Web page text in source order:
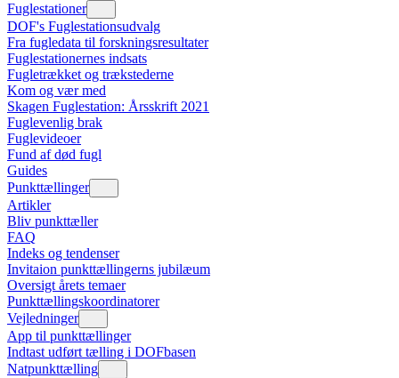
Fuglestationer
DOF's Fuglestationsudvalg
Fra fugledata til forskningsresultater
Fuglestationernes indsats
Fugletrækket og trækstederne
Kom og vær med
Skagen Fuglestation: Årsskrift 2021
Fuglevenlig brak
Fuglevideoer
Fund af død fugl
Guides
Punkttællinger
Artikler
Bliv punkttæller
FAQ
Indeks og tendenser
Invitaion punkttællingerns jubilæum
Oversigt årets temaer
Punkttællingskoordinatorer
Vejledninger
App til punkttællinger
Indtast udført tælling i DOFbasen
Natpunkttælling